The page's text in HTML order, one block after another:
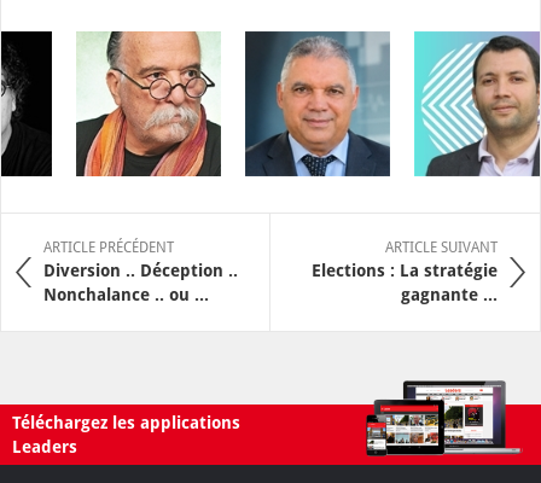
ARTICLE PRÉCÉDENT
Diversion .. Déception ..
Nonchalance .. ou ...
ARTICLE SUIVANT
Elections : La stratégie
gagnante ...
Téléchargez les applications
Leaders